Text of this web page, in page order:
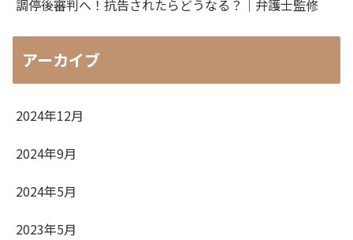
調停後審判へ！抗告されたらどうなる？｜弁護士監修
アーカイブ
2024年12月
2024年9月
2024年5月
2023年5月